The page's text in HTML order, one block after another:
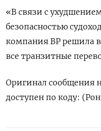
«В связи с
безопасностью
компания BP решила
все транзитные
Оригинал сообщения
доступен по коду: (Рон